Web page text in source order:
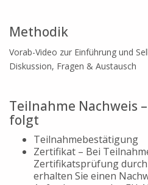
Methodik
Vorab-Video zur Einführung und
Diskussion, Fragen & Austausch
Teilnahme Nachweis
folgt
Teilnahmebestätigung
Zertifikat – Bei
Zertifikatsprüfung
erhalten Sie einen